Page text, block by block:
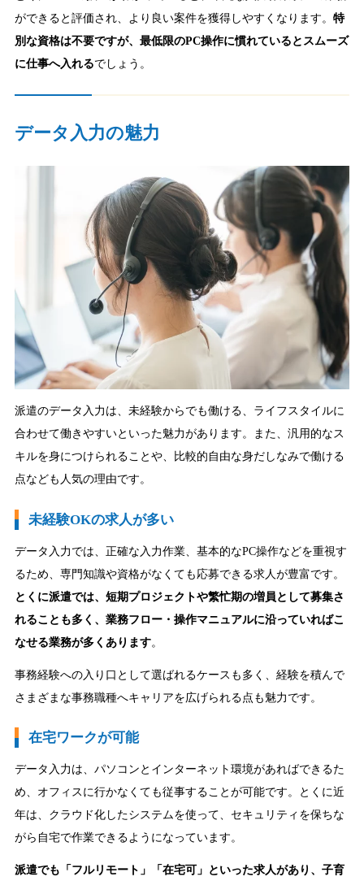
ができると評価され、より良い案件を獲得しやすくなります。 特
別な資格は不要ですが、最低限のPC操作に慣れているとスムーズ
に仕事へ入れるでしょう。
データ入力の魅力
派遣のデータ入力は、未経験からでも働ける、ライフスタイルに
合わせて働きやすいといった魅力があります。また、汎用的なス
キルを身につけられることや、比較的自由な身だしなみで働ける
点なども人気の理由です。
未経験OKの求人が多い
データ入力では、正確な入力作業、基本的なPC操作などを重視す
るため、専門知識や資格がなくても応募できる求人が豊富です。
とくに派遣では、短期プロジェクトや繁忙期の増員として募集さ
れることも多く、業務フロー・操作マニュアルに沿っていればこ
なせる業務が多くあります。
事務経験への入り口として選ばれるケースも多く、経験を積んで
さまざまな事務職種へキャリアを広げられる点も魅力です。
在宅ワークが可能
データ入力は、パソコンとインターネット環境があればできるた
め、オフィスに行かなくても従事することが可能です。とくに近
年は、クラウド化したシステムを使って、セキュリティを保ちな
がら自宅で作業できるようになっています。
派遣でも「フルリモート」「在宅可」といった求人があり、子育